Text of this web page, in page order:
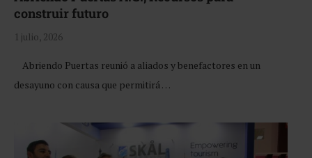
construir futuro
1 julio, 2026
Abriendo Puertas reunió a aliados y benefactores en un
desayuno con causa que permitirá …